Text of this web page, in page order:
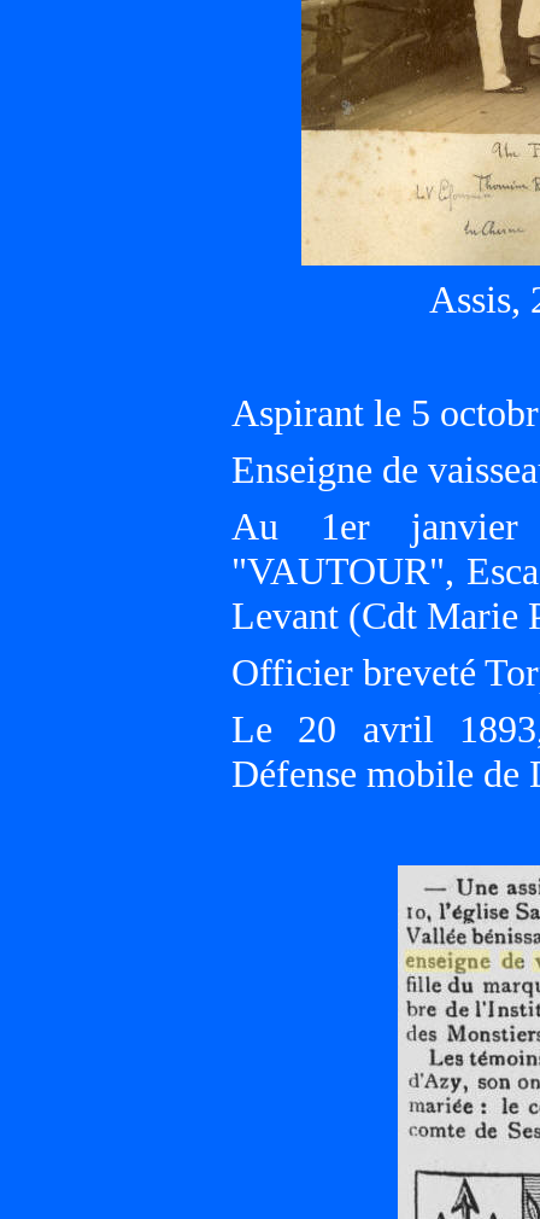
Assis,
Aspirant le 5
Enseigne de
Au 1er janvier
"VAUTOUR",
Levant (Cdt Marie
Officier breveté
Le 20 avril
Défense mobile